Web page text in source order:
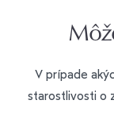
V prípade
starostlivosti o